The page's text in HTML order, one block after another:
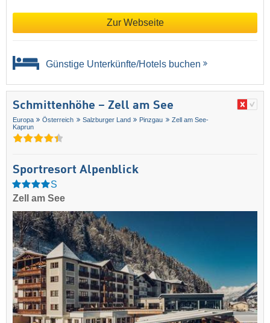
Zur Webseite
Günstige Unterkünfte/Hotels buchen
Schmittenhöhe – Zell am See
Europa Österreich Salzburger Land Pinzgau
Zell am See-
Kaprun
Sportresort Alpenblick
S
Zell am See